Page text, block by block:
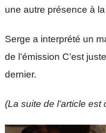
une autre présence à
Serge a interprété un
de l’émission C’est
dernier.
(La suite de l’article est